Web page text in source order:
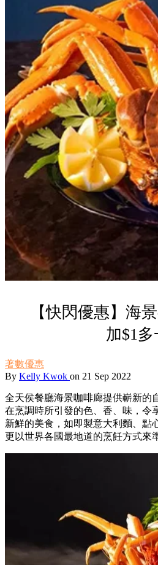
【快閃優惠】海
加$1
著數優惠
By Kelly Kwok on 21 Sep 2022
全天侯餐廳海景咖啡廊提供嶄新的
在烹調時所引發的色、香、味，令
新鮮的美食，如即製意大利麵、點
更以世界各國最地道的烹飪方式來